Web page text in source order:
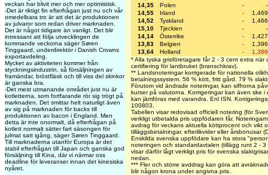
veckan har blivit mer och mer optimistisk.
-Det är riktigt fin efterfrågan just nu och vår
omedelbara tro är att det är produktionen
av julvaror som redan driver marknaden.
Det är något tidigare än vanligt. Det blir
intressant att följa utvecklingen de
kommande veckorna säger Søren
Tinggaard, underdirektör i Danish Crowns
exportavdeling.
Mycket av aktiviteten kommer från
styckningsindustrin, så försäljningen av
framändar, bröstfläsk och till viss del skinkor
är ganska bra.
-Det mest utmanande området just nu är
kotletterna, som fortfarande rör sig trögt på
marknaden. Det smittar helt naturligt även
av sig på marknaden för backs till
produktionen av bacon i England. Men
detta är inte onormalt, då efterfrågan på
kotlett normalt sätter fart säsongen för
julmat satt igång, säger Søren Tinggaard.
Till marknaderna utanför Europa är det
stabil efterfrågan till Japan och ganska god
försäljning till Kina, där vi närmar oss
deadline för leveranser innan det kinesiska
nyåret
14,35
Polen -
-
14,55
Irland -
1,469
14,52
Tyskland -
1,466
15,10
Tjeckien -
-
14,14
Österrike -
1,427
13,83
Belgien -
1,396
13,64
Holland -
1,386
* Alla tyska grisföretagare får 2 - 3 cent extra när
certifiering för lantbruket (branschkrav).
** Landsnoteringar korrigerade för nationella
betalningssystem. 56 % kött, fritt gård. 79 %
Förutom vid ändrade noteringar, kan siffrorna
kurser på valutorna. Korrigeringar kan även ske i
kan jämföras med varandra. Enl ISN.
100803.
Tabellen visar redovisad officiell notering (för
verkligt utbetalda pris uppfödaren får.
avdrag för veckans aktuella köttprocent och vikt
tilläggsbetalningar, efterlikvider eller årsbonusar
Enskilda svenska uppfödare kan ha stora
noteringen och standardavtalen (tillägg runt 2 - 3
visar därför lågt verkligt pris för svenska
nedan.
*** Fler och större avddrag kan göra att
blir någon krona under angivna pris.